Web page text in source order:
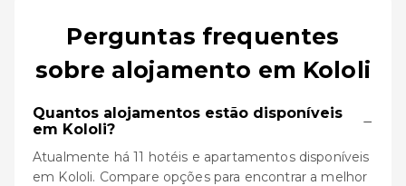
Perguntas frequentes
sobre alojamento em Kololi
Quantos alojamentos estão disponíveis
em Kololi?
−
Atualmente há 11 hotéis e apartamentos disponíveis
em Kololi. Compare opções para encontrar a melhor